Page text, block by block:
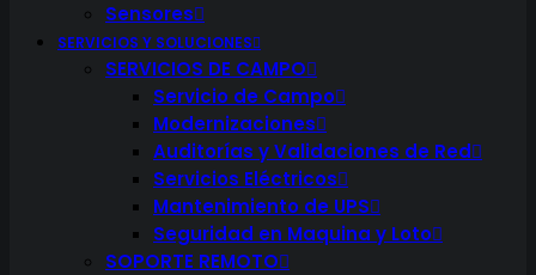
Sensores
SERVICIOS Y SOLUCIONES
SERVICIOS DE CAMPO
Servicio de Campo
Modernizaciones
Auditorías y Validaciones de Red
Servicios Eléctricos
Mantenimiento de UPS
Seguridad en Maquina y Loto
SOPORTE REMOTO